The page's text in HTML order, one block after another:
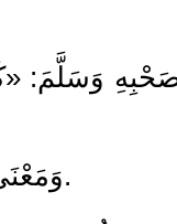
وَسَلَّمَ:
وَمَعْنَى مُرْتَهَنٌ: يَعْنِي: لَا يَنْمُو نُمُوَّ مِثْلِهِ حَتَّى يُعَقَّ عَنْهُ.